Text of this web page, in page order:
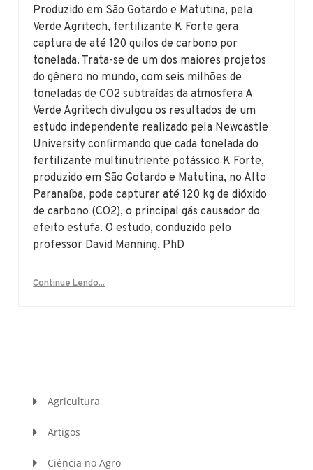
Produzido em São Gotardo e Matutina, pela
Verde Agritech, fertilizante K Forte gera
captura de até 120 quilos de carbono por
tonelada. Trata-se de um dos maiores projetos
do gênero no mundo, com seis milhões de
toneladas de CO2 subtraídas da atmosfera A
Verde Agritech divulgou os resultados de um
estudo independente realizado pela Newcastle
University confirmando que cada tonelada do
fertilizante multinutriente potássico K Forte,
produzido em São Gotardo e Matutina, no Alto
Paranaíba, pode capturar até 120 kg de dióxido
de carbono (CO2), o principal gás causador do
efeito estufa. O estudo, conduzido pelo
professor David Manning, PhD
Continue Lendo...
Agricultura
Artigos
Ciência no Agro